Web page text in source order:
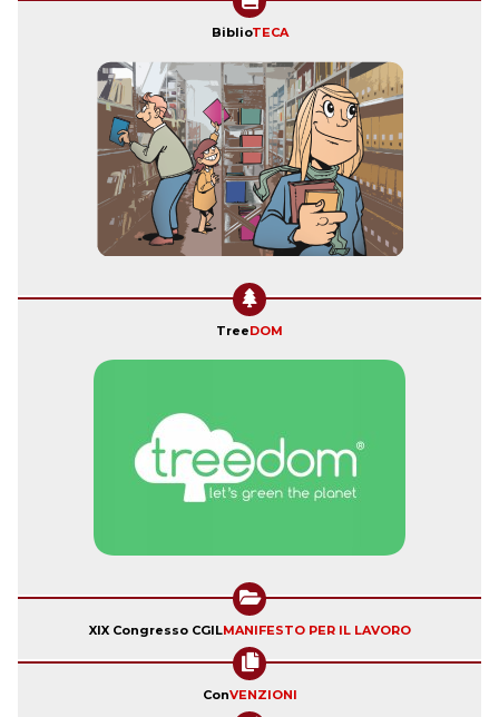
BiblioTECA
TreeDOM
XIX Congresso CGILMANIFESTO PER IL LAVORO
ConVENZIONI